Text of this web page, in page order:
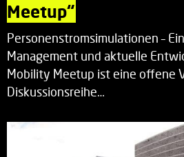
Meetup“
Personenstromsimulationen –
Management und aktuelle
Mobility Meetup ist eine offene
Diskussionsreihe…